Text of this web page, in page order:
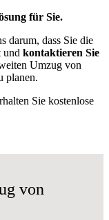
für Sie.
darum, dass Sie die
und kontaktieren Sie
Umzug von
planen.
Sie kostenlose
von